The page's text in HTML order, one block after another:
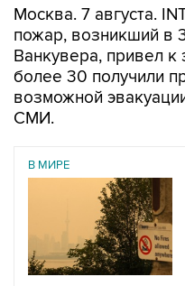
Москва. 7 августа.
пожар, возникший в
Ванкувера, привел к
более 30 получили
возможной
СМИ.
В МИРЕ